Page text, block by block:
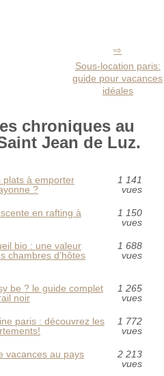
Sous-location paris:
guide pour vacances
idéales
chroniques au
Jean de Luz.
plats à emporter
?
1 141
vues
en rafting à
1 150
vues
bio : une valeur
chambres d’hôtes
1 688
vues
be ? le guide complet
noir
1 265
vues
paris : découvrez les
1 772
vues
vacances au pays
2 213
vues